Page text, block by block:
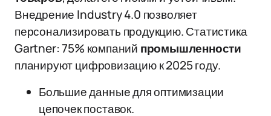
Внедрение Industry 4.0 позволяет
персонализировать продукцию. Статистика
Gartner: 75% компаний промышленности
планируют цифровизацию к 2025 году.
Большие данные для оптимизации
цепочек поставок.